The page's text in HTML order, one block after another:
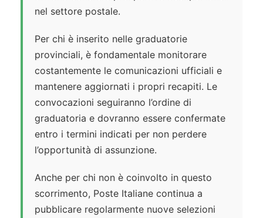
nel settore postale.
Per chi è inserito nelle graduatorie
provinciali, è fondamentale monitorare
costantemente le comunicazioni ufficiali e
mantenere aggiornati i propri recapiti. Le
convocazioni seguiranno l’ordine di
graduatoria e dovranno essere confermate
entro i termini indicati per non perdere
l’opportunità di assunzione.
Anche per chi non è coinvolto in questo
scorrimento, Poste Italiane continua a
pubblicare regolarmente nuove selezioni